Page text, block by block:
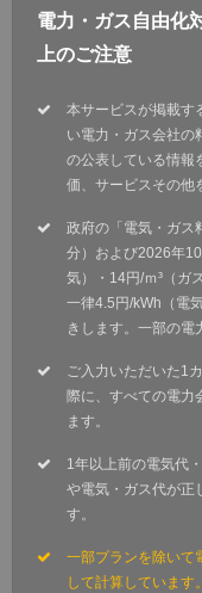
電力・ガス自由化
上のご注意
本サービスが掲載す
い電力・ガス会社の
の公表している情報
価、サービスその他
政府の「電気・ガス
分）および2026年
気）・14円/ｍ³（ガ
一律4.5円/kWh（電
きします。一部の電
ご入力いただいた1
際に、すべての電力
ます。
1年以上前の電気代
や電気・ガス代が正
す。
一部プランを除いて
して計算しています